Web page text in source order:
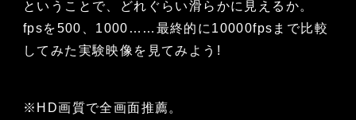
ということで、どれぐらい滑らかに見えるか。
fpsを500、1000……最終的に10000fpsまで比較
してみた実験映像を見てみよう!
※HD画質で全画面推薦。